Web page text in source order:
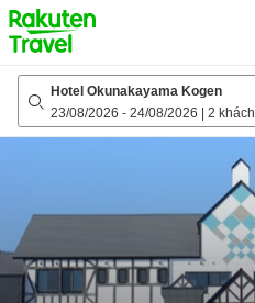
to
top
page
Hotel Okunakayama Kogen
23/08/2026 - 24/08/2026 2 khách